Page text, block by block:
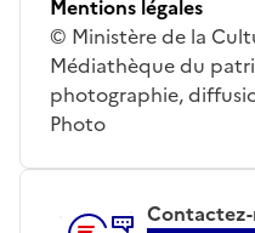
Mentions légales
© Ministère de la
Médiathèque du
photographie,
Photo